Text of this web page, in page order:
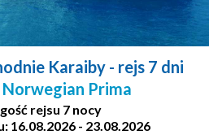
Karaiby- rejs 7 dni
Prima
rejsu 7 nocy
16.08.2026 - 23.08.2026